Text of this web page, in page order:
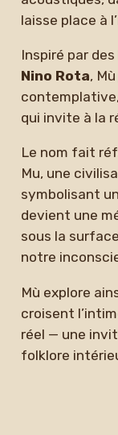
laisse place à
Inspiré par
Nino Rota,
qui invite à la
Le nom fait
Mu, une
symbolisant
devient une
sous la
notre
Mù explore
croisent
réel — une
folklore